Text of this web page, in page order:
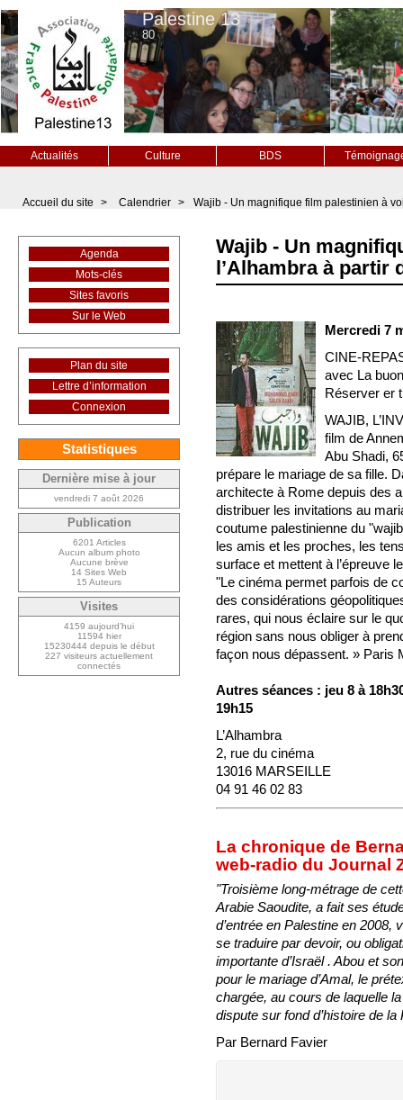
Palestine 13
80
Actualités Culture BDS
Accueil du site > Calendrier > Wajib - Un magnifique film palestinien à
Wajib - Un
l’Alhambra à partir
Mercredi 7
CINE-
avec La
Réserver er
WAJIB,
film de
Abu Shadi,
prépare le mariage de sa fille.
architecte à Rome depuis des
distribuer les invitations au
coutume palestinienne du
les amis et les proches, les
surface et mettent à l’épreuve
"Le cinéma permet parfois de
des considérations
rares, qui nous éclaire sur le
région sans nous obliger à
façon nous dépassent. » Paris
Autres séances : jeu 8 à
19h15
L’Alhambra
2, rue du cinéma
13016 MARSEILLE
04 91 46 02 83
La chronique de
web-radio du Journal
"Troisième long-métrage de
Arabie Saoudite, a fait ses
d’entrée en Palestine en 2008,
se traduire par devoir, ou
importante d’Israël . Abou et
pour le mariage d’Amal, le
chargée, au cours de laquelle
dispute sur fond d’histoire de la
Par Bernard Favier
Agenda
Mots-clés
Sites favoris
Sur le Web
Plan du site
Lettre d’information
Connexion
Statistiques
Dernière mise à jour
vendredi 7 août 2026
Publication
6201 Articles
Aucun album photo
Aucune brève
14 Sites Web
15 Auteurs
Visites
4159 aujourd’hui
11594 hier
15230444 depuis le début
227 visiteurs actuellement
connectés